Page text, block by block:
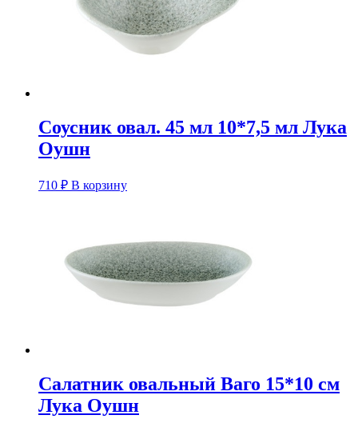
Соусник овал. 45 мл 10*7,5 мл Лука
Оушн
710 ₽ В корзину
Салатник овальный Ваго 15*10 см
Лука Оушн